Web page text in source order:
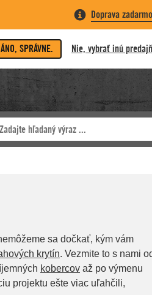
Doprava
ÁNO, SPRÁVNE. Nie, vybrať inú